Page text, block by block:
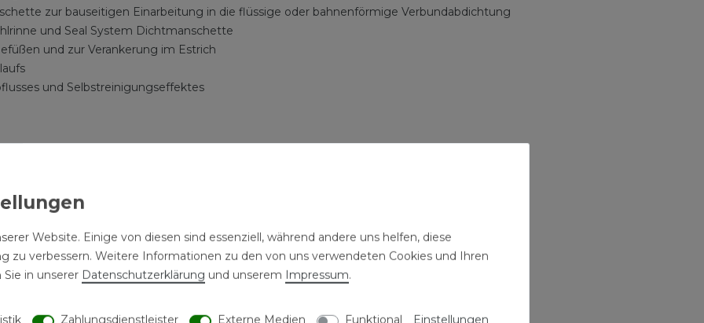
zur bauseitigen Einarbeitung in die flüssige oder bahnenförmige Verbundabdichtung
und Seal System Dichtmanschette
und zur Verankerung im Estrich
und Selbstreinigungseffektes
kg
an DN 40 Abwasserleitung, mit herausnehmbarem Siphontauchrohr
benötigt)
50 Abwasserleitung, mit herausnehmbarem Siphontauchrohr
Website. Einige von diesen sind essenziell, während andere uns helfen, diese
zu verbessern. Weitere Informationen zu den von uns verwendeten Cookies und Ihren
in unserer Daten­schutz­erklärung und unserem Impressum.
Zahlungsdienstleister Externe Medien Funktional Einstellungen